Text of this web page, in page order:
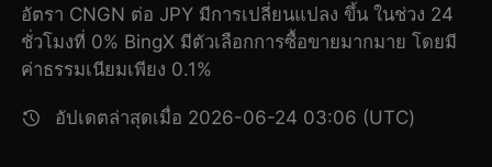
อัตรา CNGN ต่อ JPY มีการเปลี่ยนแปลง ขึ้น ในช่วง 24
ชั่วโมงที่ 0% BingX มีตัวเลือกการซื้อขายมากมาย โดยมี
ค่าธรรมเนียมเพียง 0.1%
อัปเดตล่าสุดเมื่อ 2026-06-24 03:06 (UTC)